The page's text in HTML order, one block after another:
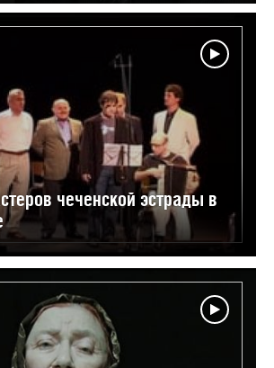
чеченской эстрады в